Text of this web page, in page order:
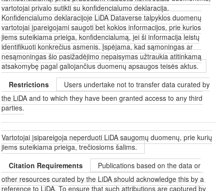
vartotojai privalo sutikti su konfidencialumo deklaracija.
Konfidencialumo deklaracijoje LiDA Dataverse talpyklos duomenų
vartotojai įpareigojami saugoti bet kokios informacijos, prie kurios
jiems suteikiama prieiga, konfidencialumą, jei ši informacija leistų
identifikuoti konkrečius asmenis. Įspėjama, kad sąmoningas ar
nesąmoningas šio pasižadėjimo nepaisymas užtraukia atitinkamą
atsakomybę pagal galiojančius duomenų apsaugos teisės aktus.
Restrictions
Users undertake not to transfer data curated by
the LiDA and to which they have been granted access to any third
parties.
Vartotojai įsipareigoja neperduoti LiDA saugomų duomenų, prie kurių
jiems suteikiama prieiga, trečiosioms šalims.
Citation Requirements
Publications based on the data or
other resources curated by the LiDA should acknowledge this by a
reference to LiDA. To ensure that such attributions are captured by